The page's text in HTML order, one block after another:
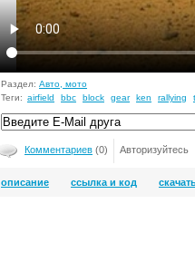
Раздел: Авто, мото
Теги: airfield bbc block gear ken rallying
Комментариев (0) Авторизуйтесь
описание ссылка и код